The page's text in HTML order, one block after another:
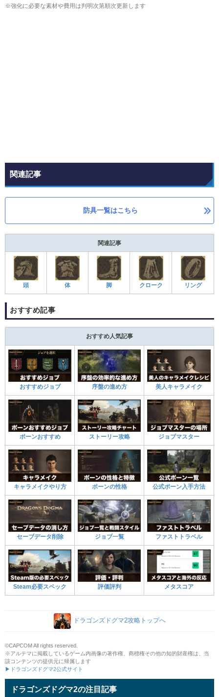
※強化に必要な素材や費用は判明次第順次更新します
関連記事
防具一覧はこちら
関連記事
頭 体 脚 クローク リング
おすすめ記事
おすすめ人気記事
おすすめジョブ 序盤の進め方 美人キャラメイク
ポーンおすすめ ストーリー攻略 ジョブマスター
キャラメイクやり方 ポーンの性格 公式ポーン入手方法
セーブデータ削除 ジョブ一覧 ファストトラベル
Steam必要スペック 評価評判 メタスコア
ドラゴンズドグマ2攻略トップへ
©CAPCOM All rights reserved.
※アルテマに掲載しているゲーム内画像の著作権、商標権その他の知的財産権は、当
該コンテンツの提供元に帰属します
▶ドラゴンズドグマ2公式サイト
ドラゴンズドグマ2の注目記事